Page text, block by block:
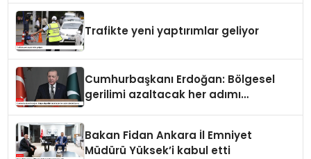
Trafikte yeni yaptırımlar geliyor
Cumhurbaşkanı Erdoğan: Bölgesel
gerilimi azaltacak her adımı
Bakan Fidan Ankara İl Emniyet
Müdürü Yüksek’i kabul etti